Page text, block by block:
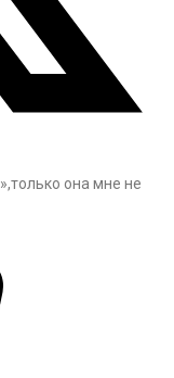
она мне не